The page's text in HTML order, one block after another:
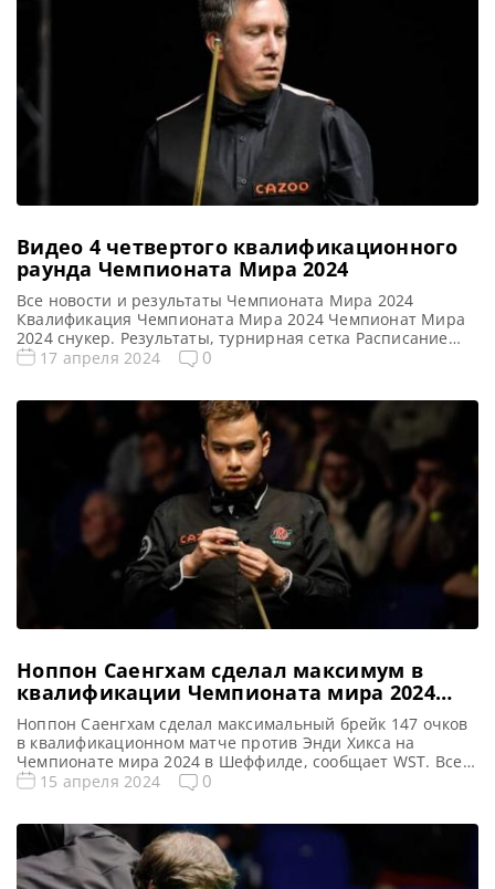
Видео 4 четвертого квалификационного
раунда Чемпионата Мира 2024
Все новости и результаты Чемпионата Мира 2024
Квалификация Чемпионата Мира 2024 Чемпионат Мира
2024 снукер. Результаты, турнирная сетка Расписание
трансляций Чемпионата Мира 2024 Видео Чемпионата
Если не смогли посмотреть матчи 4 раунда
квалификации рейтингового турнира по снукеру World
Championship 2024 (Чемпионат мира) […]
17 апреля 2024 0
Ноппон Саенгхам сделал максимум в
квалификации Чемпионата мира 2024
(видео)
Ноппон Саенгхам сделал максимальный брейк 147 очков
в квалификационном матче против Энди Хикса на
Чемпионате мира 2024 в Шеффилде, сообщает WST. Все
новости и результаты Чемпионата Мира 2024
трансляций Чемпионата Мира 2024 Видео Чемпионата
Мира 2024 Ноппон Саенгхам реализовал второй
максимальный брейк в […]
15 апреля 2024 0